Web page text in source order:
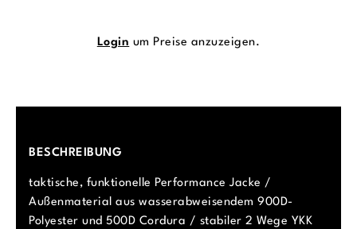
Login um Preise anzuzeigen.
BESCHREIBUNG
taktische, funktionelle Performance Jacke /
Außenmaterial aus wasserabweisendem 900D-
Polyester und 500D Cordura / stabiler 2 Wege YKK